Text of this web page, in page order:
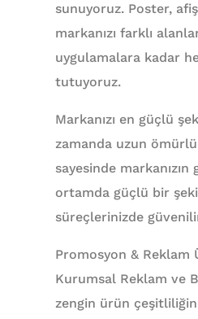
sunuyoruz. Poster,
markanızı farklı
uygulamalara kadar
tutuyoruz.
Markanızı en güçlü
zamanda uzun
sayesinde
ortamda güçlü bir
süreçlerinizde
Promosyon & Reklam
Kurumsal Reklam ve
zengin ürün